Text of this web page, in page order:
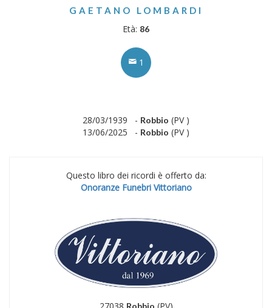
GAETANO LOMBARDI
Età: 86
1
28/03/1939 - Robbio (PV )
13/06/2025 - Robbio (PV )
Questo libro dei ricordi è offerto da:
Onoranze Funebri Vittoriano